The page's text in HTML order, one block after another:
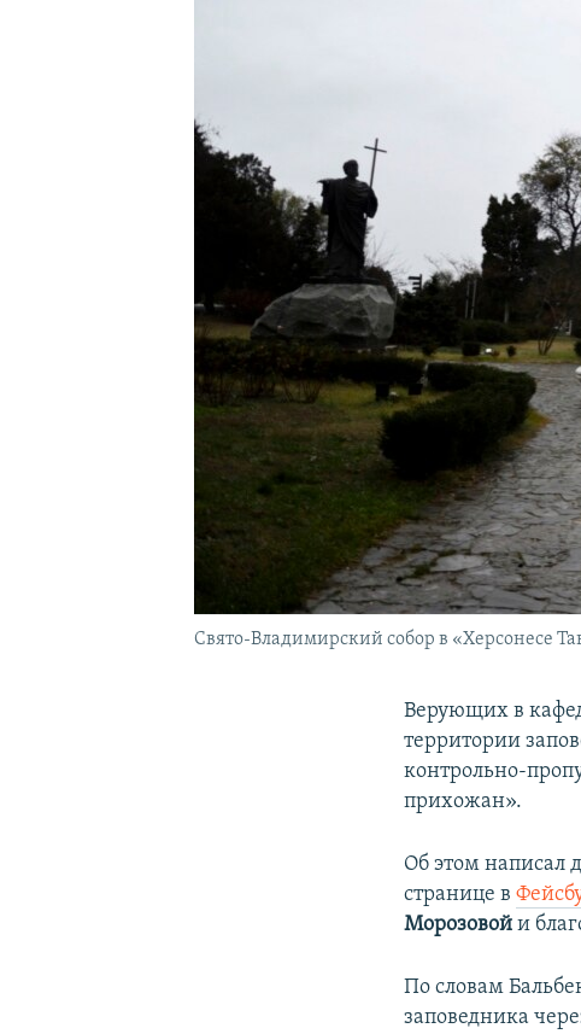
УКРАИНСКАЯ ПРОБЛЕМА КРЫМА
Свято-Владимирский собор в «Херсонесе
Верующих в
территории
контрольно-
прихожан».
Об этом написал
странице в
Морозовойи
По словам
заповедника